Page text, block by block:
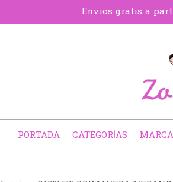
Envios gratis a
PORTADA CATEGORÍAS